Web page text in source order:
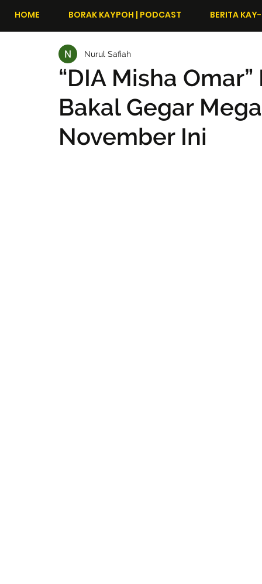
HOME BORAK KAYPOH | PODCAST BERITA
“DIA Misha
Bakal Gegar
November Ini
Nurul Safiah